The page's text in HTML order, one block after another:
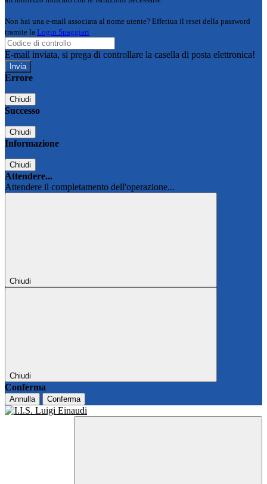
Non hai una e-mail associata al nome utente? Effettua il reset della password
tramite la Login Spaggiari
E-mail inviata, si prega di controllare la casella di posta elettronica!
Errore
Chiudi
Successo
Chiudi
Informazione
Chiudi
Attendere...
Attendere il completamento dell'operazione...
Chiudi
Chiudi
Conferma
Annulla Conferma